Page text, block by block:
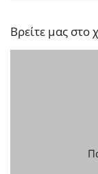
Βρείτε μας στο